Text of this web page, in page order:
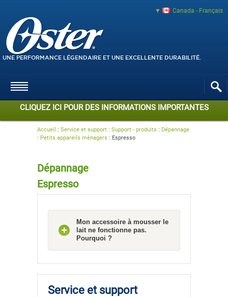
Canada - Français
UNE PERFORMANCE LÉGENDAIRE ET UNE EXCELLENTE DURABILITÉ.
CLIQUEZ ICI POUR DES INFORMATIONS IMPORTANTES
Accueil : Service et support : Support - produits : Dépannage
: Petits appareils ménagers : Espresso
Dépannage
Espresso
Mon accessoire à mousser le
lait ne fonctionne pas.
Pourquoi ?
Service et support